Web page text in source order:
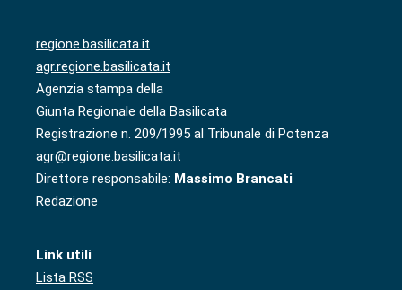
regione.basilicata.it
agr.regione.basilicata.it
Agenzia stampa della
Giunta Regionale della Basilicata
Registrazione n. 209/1995 al Tribunale di Potenza
agr@regione.basilicata.it
Direttore responsabile: Massimo Brancati
Redazione
Link utili
Lista RSS